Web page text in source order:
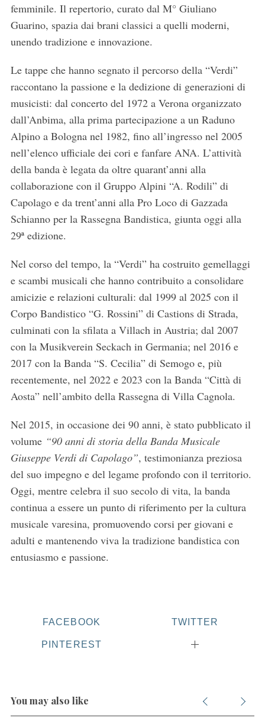
femminile. Il repertorio, curato dal M° Giuliano
Guarino, spazia dai brani classici a quelli moderni,
unendo tradizione e innovazione.
Le tappe che hanno segnato il percorso della “Verdi”
raccontano la passione e la dedizione di generazioni di
musicisti: dal concerto del 1972 a Verona organizzato
dall’Anbima, alla prima partecipazione a un Raduno
Alpino a Bologna nel 1982, fino all’ingresso nel 2005
nell’elenco ufficiale dei cori e fanfare ANA. L’attività
della banda è legata da oltre quarant’anni alla
collaborazione con il Gruppo Alpini “A. Rodili” di
Capolago e da trent’anni alla Pro Loco di Gazzada
Schianno per la Rassegna Bandistica, giunta oggi alla
29ª edizione.
Nel corso del tempo, la “Verdi” ha costruito gemellaggi
e scambi musicali che hanno contribuito a consolidare
amicizie e relazioni culturali: dal 1999 al 2025 con il
Corpo Bandistico “G. Rossini” di Castions di Strada,
culminati con la sfilata a Villach in Austria; dal 2007
con la Musikverein Seckach in Germania; nel 2016 e
2017 con la Banda “S. Cecilia” di Semogo e, più
recentemente, nel 2022 e 2023 con la Banda “Città di
Aosta” nell’ambito della Rassegna di Villa Cagnola.
Nel 2015, in occasione dei 90 anni, è stato pubblicato il
volume “90 anni di storia della Banda Musicale
Giuseppe Verdi di Capolago”, testimonianza preziosa
del suo impegno e del legame profondo con il territorio.
Oggi, mentre celebra il suo secolo di vita, la banda
continua a essere un punto di riferimento per la cultura
musicale varesina, promuovendo corsi per giovani e
adulti e mantenendo viva la tradizione bandistica con
entusiasmo e passione.
FACEBOOK TWITTER
PINTEREST
You may also like
S
a
c
f
o
r
: